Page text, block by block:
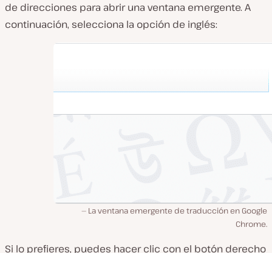
de direcciones para abrir una ventana emergente. A
continuación, selecciona la opción de inglés:
La ventana emergente de traducción en Google
Chrome.
Si lo prefieres, puedes hacer clic con el botón derecho